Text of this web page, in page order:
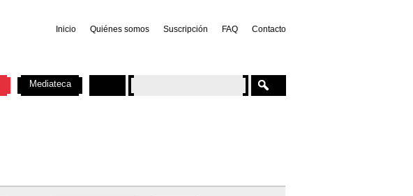
Inicio Quiénes somos Suscripción FAQ Contacto
Mediateca